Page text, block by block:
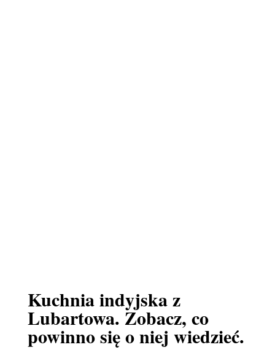
Kuchnia indyjska z
Lubartowa. Zobacz, co
powinno się o niej wiedzieć.